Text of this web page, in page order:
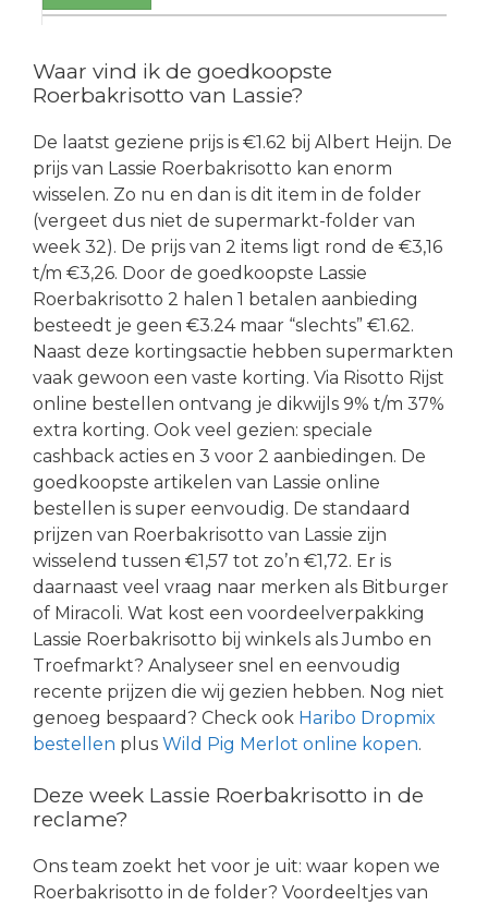
Waar vind ik de goedkoopste
Roerbakrisotto van Lassie?
De laatst geziene prijs is €1.62 bij Albert Heijn. De
prijs van Lassie Roerbakrisotto kan enorm
wisselen. Zo nu en dan is dit item in de folder
(vergeet dus niet de supermarkt-folder van
week 32). De prijs van 2 items ligt rond de €3,16
t/m €3,26. Door de goedkoopste Lassie
Roerbakrisotto 2 halen 1 betalen aanbieding
besteedt je geen €3.24 maar “slechts” €1.62.
Naast deze kortingsactie hebben supermarkten
vaak gewoon een vaste korting. Via Risotto Rijst
online bestellen ontvang je dikwijls 9% t/m 37%
extra korting. Ook veel gezien: speciale
cashback acties en 3 voor 2 aanbiedingen. De
goedkoopste artikelen van Lassie online
bestellen is super eenvoudig. De standaard
prijzen van Roerbakrisotto van Lassie zijn
wisselend tussen €1,57 tot zo’n €1,72. Er is
daarnaast veel vraag naar merken als Bitburger
of Miracoli. Wat kost een voordeelverpakking
Lassie Roerbakrisotto bij winkels als Jumbo en
Troefmarkt? Analyseer snel en eenvoudig
recente prijzen die wij gezien hebben. Nog niet
genoeg bespaard? Check ook Haribo Dropmix
bestellen plus Wild Pig Merlot online kopen.
Deze week Lassie Roerbakrisotto in de
reclame?
Ons team zoekt het voor je uit: waar kopen we
Roerbakrisotto in de folder? Voordeeltjes van